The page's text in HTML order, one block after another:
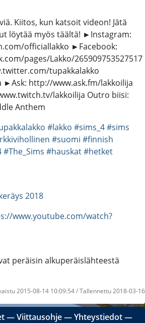
Kiitos, kun katsoit videon! Jätä
löytää myös täältä! ►Instagram:
officiallakko ►Facebook:
pages/Lakko/265909753527517
tupakkalakko
►Ask: http://www.ask.fm/lakkoilija
lakkoilija Outro biisi:
Anthem
#lakko #sims_4#sims
#suomi #finnish
#The_Sims #hauskat#hetket
2018
www.youtube.com/watch?
peräisin alkuperäislähteestä
2015-08-14 10:09:54 / Tallennettu 2018-03-16
―Viittausohje―Yhteystiedot―